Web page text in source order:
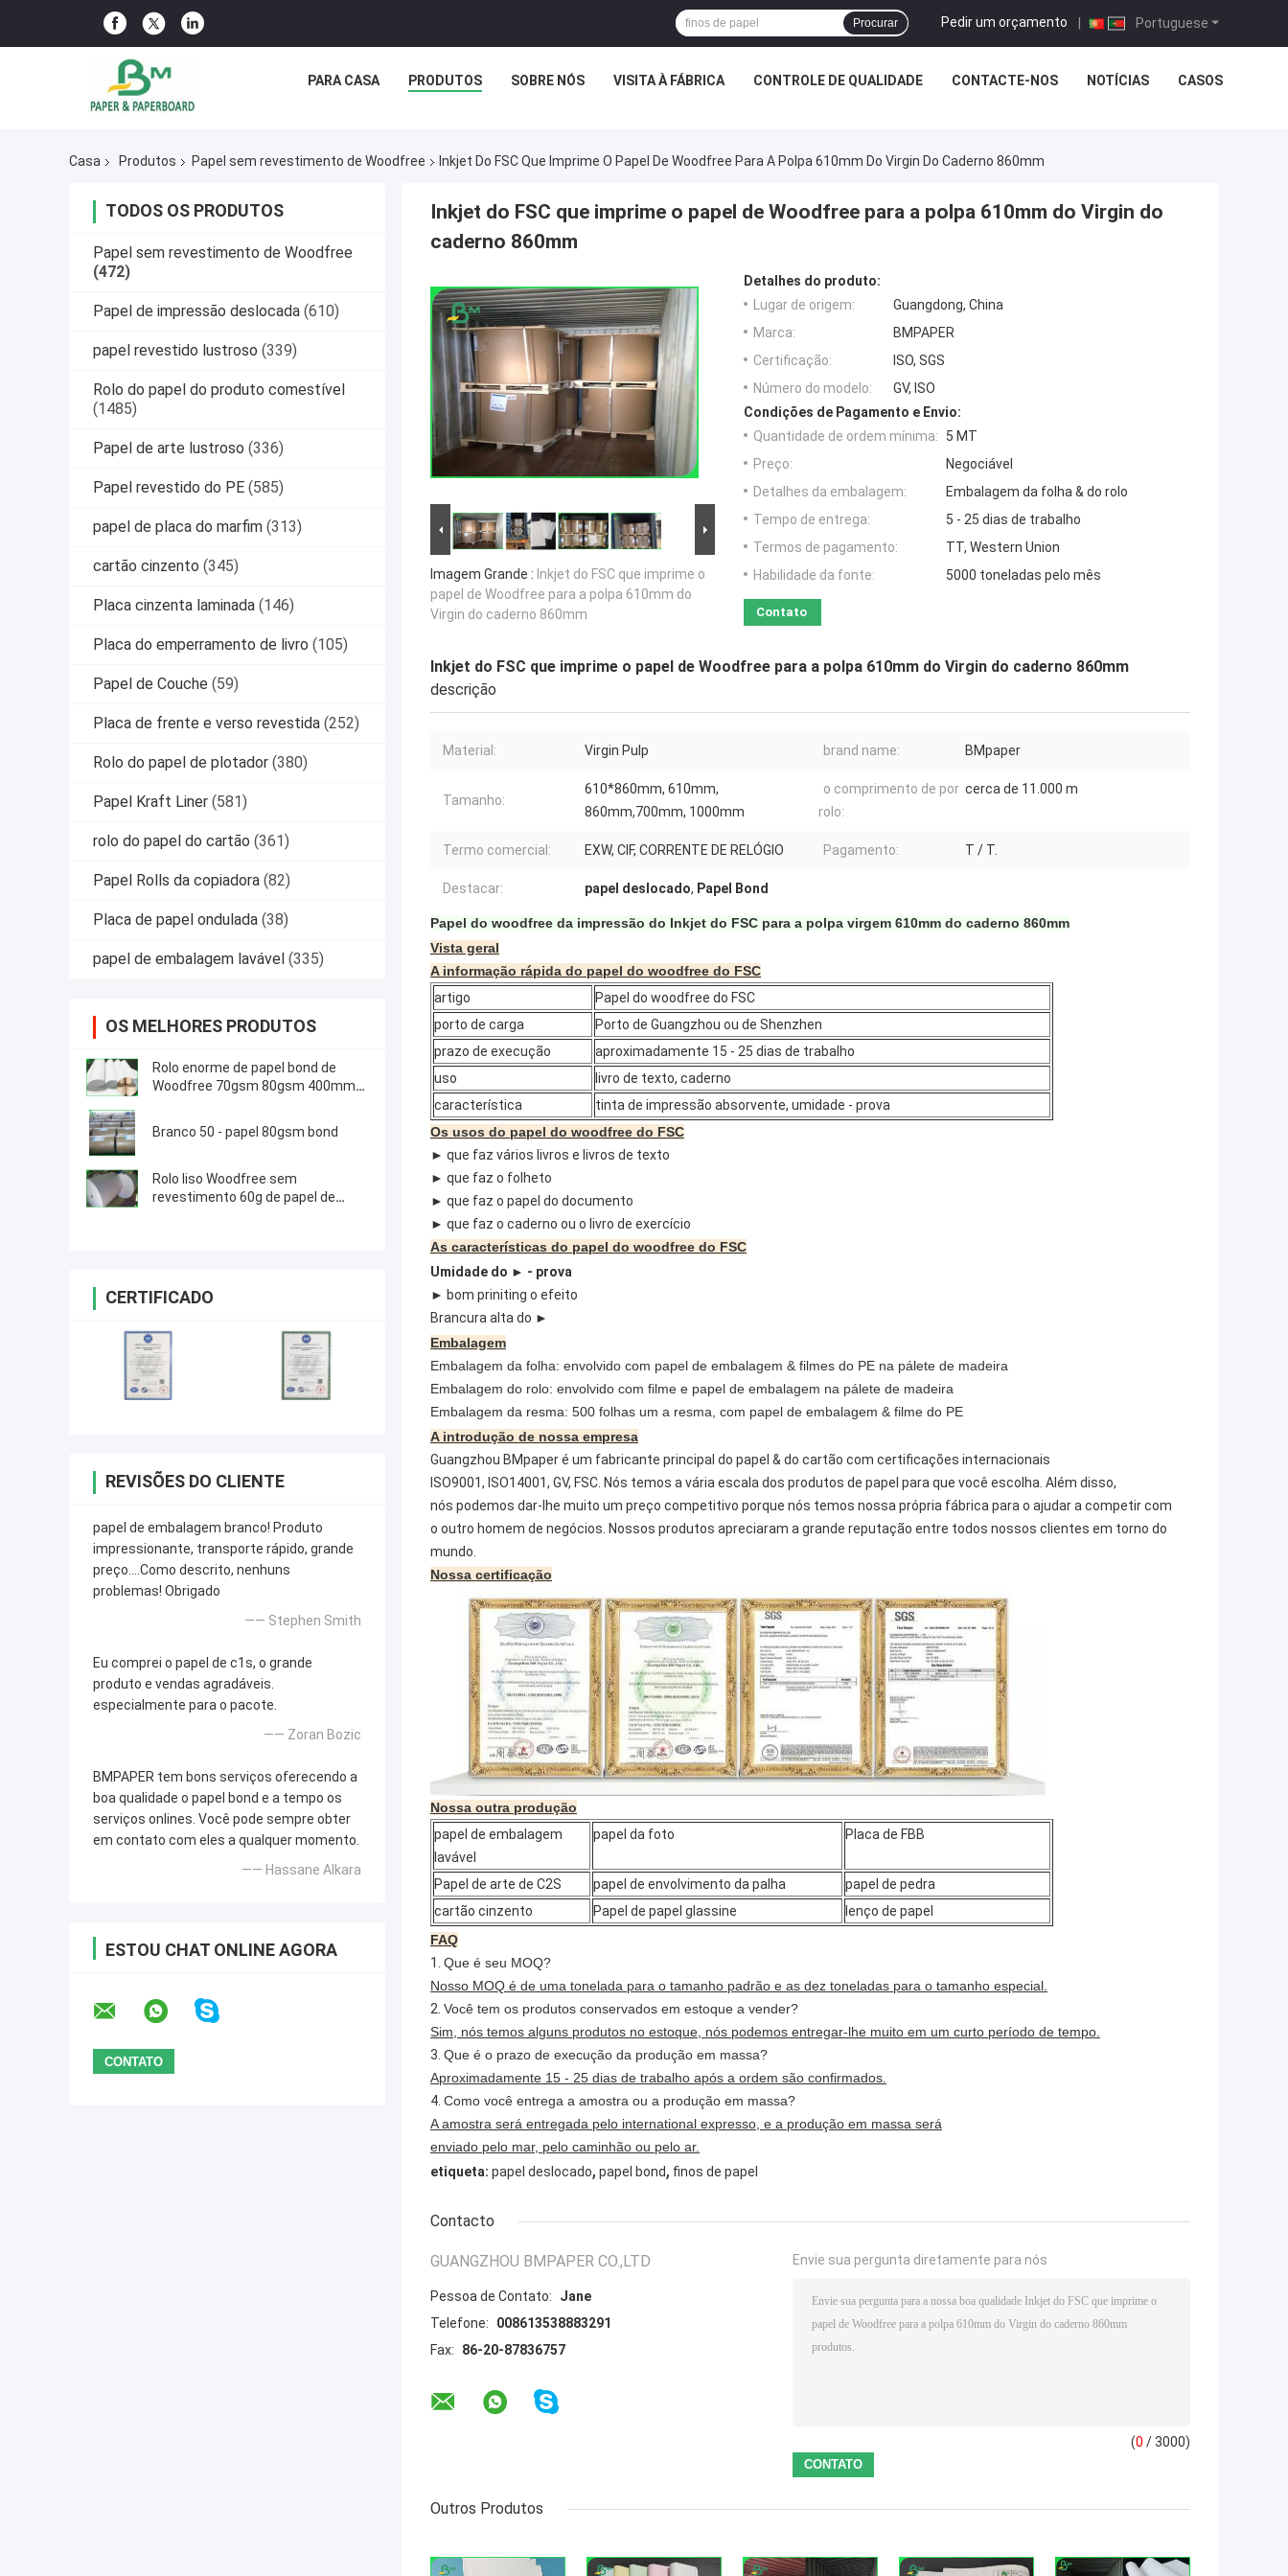
Portuguese
Pedir um orçamento |
Procurar
PARA CASA PRODUTOS SOBRE NÓS VISITA À FÁBRICA CONTROLE DE QUALIDADE CONTACTE-NOS NOTÍCIAS CASOS
Casa Produtos Papel sem revestimento de Woodfree Inkjet Do FSC Que Imprime O Papel De Woodfree Para A Polpa 610mm Do Virgin Do Caderno 860mm
TODOS OS PRODUTOS
Papel sem revestimento de Woodfree
(472)
Papel de impressão deslocada (610)
papel revestido lustroso (339)
Rolo do papel do produto comestível
(1485)
Papel de arte lustroso (336)
Papel revestido do PE (585)
papel de placa do marfim (313)
cartão cinzento (345)
Placa cinzenta laminada (146)
Placa do emperramento de livro (105)
Papel de Couche (59)
Placa de frente e verso revestida (252)
Rolo do papel de plotador (380)
Papel Kraft Liner (581)
rolo do papel do cartão (361)
Papel Rolls da copiadora (82)
Placa de papel ondulada (38)
papel de embalagem lavável (335)
OS MELHORES PRODUTOS
Rolo enorme de papel bond de
Woodfree 70gsm 80gsm 400mm
Branco 50 - papel 80gsm bond
Rolo liso Woodfree sem
revestimento 60g de papel de
CERTIFICADO
REVISÕES DO CLIENTE
papel de embalagem branco! Produto
impressionante, transporte rápido, grande
preço….Como descrito, nenhuns
problemas! Obrigado
—— Stephen Smith
Eu comprei o papel de c1s, o grande
produto e vendas agradáveis.
especialmente para o pacote.
—— Zoran Bozic
BMPAPER tem bons serviços oferecendo a
boa qualidade o papel bond e a tempo os
serviços onlines. Você pode sempre obter
em contato com eles a qualquer momento.
—— Hassane Alkara
ESTOU CHAT ONLINE AGORA
Inkjet do FSC que imprime o papel de Woodfree para a polpa 610mm do Virgin do
caderno 860mm
Imagem Grande : Inkjet do FSC que imprime o
papel de Woodfree para a polpa 610mm do
Virgin do caderno 860mm
Detalhes do produto:
Lugar de origem:
Guangdong, China
Marca:
BMPAPER
Certificação:
ISO, SGS
Número do modelo:
GV, ISO
Condições de Pagamento e Envio:
Quantidade de ordem mínima:
5 MT
Preço:
Negociável
Detalhes da embalagem:
Embalagem da folha & do rolo
Tempo de entrega:
5 - 25 dias de trabalho
Termos de pagamento:
TT, Western Union
Habilidade da fonte:
5000 toneladas pelo mês
Contato
Inkjet do FSC que imprime o papel de Woodfree para a polpa 610mm do Virgin do caderno 860mm
descrição
Material: Virgin Pulp brand name: BMpaper
Tamanho:
610*860mm, 610mm,
860mm,700mm, 1000mm
o comprimento de por
rolo:
cerca de 11.000 m
Termo comercial: EXW, CIF, CORRENTE DE RELÓGIO Pagamento: T / T.
Destacar: papel deslocado, Papel Bond
Papel do woodfree da impressão do Inkjet do FSC para a polpa virgem 610mm do caderno 860mm
Vista geral
A informação rápida do papel do woodfree do FSC
artigo
Papel do woodfree do FSC
porto de carga
Porto de Guangzhou ou de Shenzhen
prazo de execução
aproximadamente 15 - 25 dias de trabalho
uso
livro de texto, caderno
característica
tinta de impressão absorvente, umidade - prova
Os usos do papel do woodfree do FSC
► que faz vários livros e livros de texto
► que faz o folheto
► que faz o papel do documento
► que faz o caderno ou o livro de exercício
As características do papel do woodfree do FSC
Umidade do ► - prova
► bom priniting o efeito
Brancura alta do ►
Embalagem
Embalagem da folha: envolvido com papel de embalagem & filmes do PE na pálete de madeira
Embalagem do rolo: envolvido com filme e papel de embalagem na pálete de madeira
Embalagem da resma: 500 folhas um a resma, com papel de embalagem & filme do PE
A introdução de nossa empresa
Guangzhou BMpaper é um fabricante principal do papel & do cartão com certificações internacionais
ISO9001, ISO14001, GV, FSC. Nós temos a vária escala dos produtos de papel para que você escolha. Além disso,
nós podemos dar-lhe muito um preço competitivo porque nós temos nossa própria fábrica para o ajudar a competir com
o outro homem de negócios. Nossos produtos apreciaram a grande reputação entre todos nossos clientes em torno do
mundo.
Nossa certificação
Nossa outra produção
papel de embalagem
lavável
papel da foto Placa de FBB
Papel de arte de C2S papel de envolvimento da palha
papel de pedra
cartão cinzento
Papel de papel glassine
lenço de papel
FAQ
1. Que é seu MOQ?
Nosso MOQ é de uma tonelada para o tamanho padrão e as dez toneladas para o tamanho especial.
2. Você tem os produtos conservados em estoque a vender?
Sim, nós temos alguns produtos no estoque, nós podemos entregar-lhe muito em um curto período de tempo.
3. Que é o prazo de execução da produção em massa?
Aproximadamente 15 - 25 dias de trabalho após a ordem são confirmados.
4. Como você entrega a amostra ou a produção em massa?
A amostra será entregada pelo international expresso, e a produção em massa será
enviado pelo mar, pelo caminhão ou pelo ar.
etiqueta: papel deslocado, papel bond, finos de papel
Contacto
GUANGZHOU BMPAPER CO.,LTD
Pessoa de Contato:
Jane
Telefone:
008613538883291
Fax:
86-20-87836757
Envie sua pergunta diretamente para nós
(0 / 3000)
Outros Produtos